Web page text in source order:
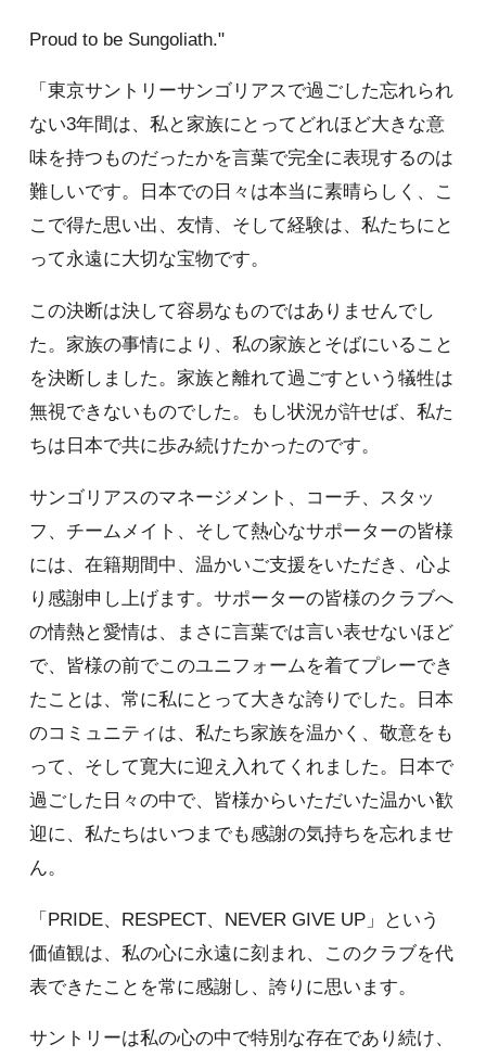
Proud to be Sungoliath."
「東京サントリーサンゴリアスで過ごした忘れられ
ない3年間は、私と家族にとってどれほど大きな意
味を持つものだったかを言葉で完全に表現するのは
難しいです。日本での日々は本当に素晴らしく、こ
こで得た思い出、友情、そして経験は、私たちにと
って永遠に大切な宝物です。
この決断は決して容易なものではありませんでし
た。家族の事情により、私の家族とそばにいること
を決断しました。家族と離れて過ごすという犠牲は
無視できないものでした。もし状況が許せば、私た
ちは日本で共に歩み続けたかったのです。
サンゴリアスのマネージメント、コーチ、スタッ
フ、チームメイト、そして熱心なサポーターの皆様
には、在籍期間中、温かいご支援をいただき、心よ
り感謝申し上げます。サポーターの皆様のクラブへ
の情熱と愛情は、まさに言葉では言い表せないほど
で、皆様の前でこのユニフォームを着てプレーでき
たことは、常に私にとって大きな誇りでした。日本
のコミュニティは、私たち家族を温かく、敬意をも
って、そして寛大に迎え入れてくれました。日本で
過ごした日々の中で、皆様からいただいた温かい歓
迎に、私たちはいつまでも感謝の気持ちを忘れませ
ん。
「PRIDE、RESPECT、NEVER GIVE UP」という
価値観は、私の心に永遠に刻まれ、このクラブを代
表できたことを常に感謝し、誇りに思います。
サントリーは私の心の中で特別な存在であり続け、